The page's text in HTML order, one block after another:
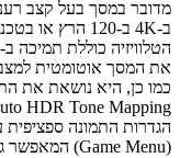
(Game Menu) המאפשר גישה מהירה להגדרות שימושיות בזמן משחק.